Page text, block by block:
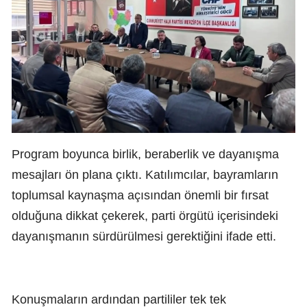
Program boyunca birlik, beraberlik ve dayanışma
mesajları ön plana çıktı. Katılımcılar, bayramların
toplumsal kaynaşma açısından önemli bir fırsat
olduğuna dikkat çekerek, parti örgütü içerisindeki
dayanışmanın sürdürülmesi gerektiğini ifade etti.
Konuşmaların ardından partililer tek tek